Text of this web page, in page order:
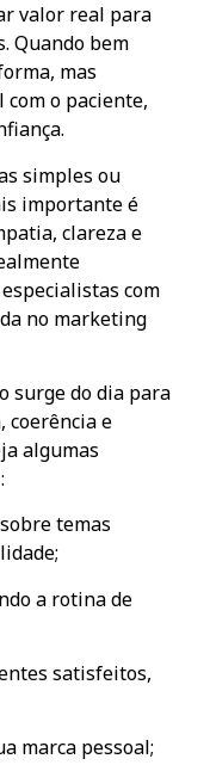
valor real para
Quando bem
mas
com o paciente,
simples ou
importante é
clareza e
com
no marketing
surge do dia para
coerência e
algumas
temas
a rotina de
satisfeitos,
marca pessoal;